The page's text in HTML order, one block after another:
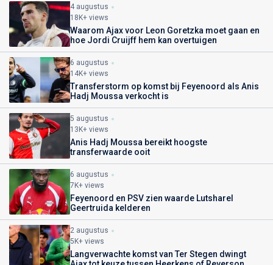
4 augustus
18K+ views
Waarom Ajax voor Leon Goretzka moet gaan en
hoe Jordi Cruijff hem kan overtuigen
6 augustus
14K+ views
Transferstorm op komst bij Feyenoord als Anis
Hadj Moussa verkocht is
5 augustus
13K+ views
Anis Hadj Moussa bereikt hoogste
transferwaarde ooit
6 augustus
7K+ views
Feyenoord en PSV zien waarde Lutsharel
Geertruida kelderen
2 augustus
5K+ views
Langverwachte komst van Ter Stegen dwingt